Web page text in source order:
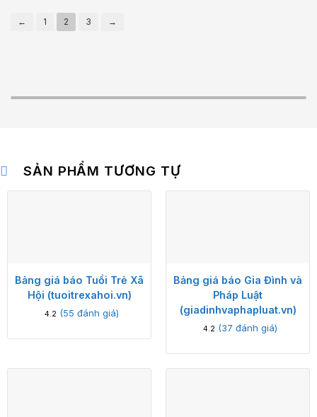
← 1 2 3 →
SẢN PHẨM TƯƠNG TỰ
Bảng giá báo Tuổi Trẻ Xã
Hội (tuoitrexahoi.vn)
4.2 (55 đánh giá)
Bảng giá báo Gia Đình và
Pháp Luật
(giadinhvaphapluat.vn)
4.2 (37 đánh giá)